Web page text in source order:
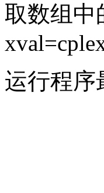
取数组中
运行程序